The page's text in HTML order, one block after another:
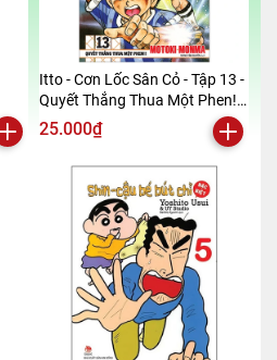
Itto - Cơn Lốc Sân Cỏ - Tập 13 -
Quyết Thắng Thua Một Phen!!
(Tái Bản 2024)
25.000₫